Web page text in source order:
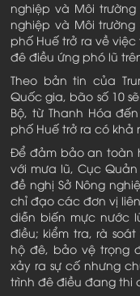
nghiệp và Môi
nghiệp và Môi
phố Huế trở ra về
đê điều ứng phó lũ
Theo bản tin của
Quốc gia, bão số 10
Bộ, từ Thanh Hóa
phố Huế trở ra có khả
Để đảm bảo an toàn
với mưa lũ, Cục
đề nghị Sở Nông
chỉ đạo các đơn vị
diễn biến mực nước
điều; kiểm tra, rà
hộ đê, bảo vệ trọng
xảy ra sự cố nhưng
trình đê điều đang thi